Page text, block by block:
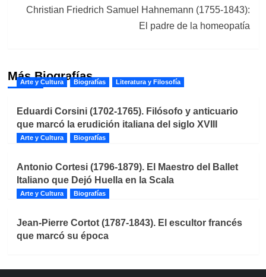
Christian Friedrich Samuel Hahnemann (1755-1843):
El padre de la homeopatía
Más Biografías
Arte y Cultura Biografías Literatura y Filosofía
Eduardi Corsini (1702-1765). Filósofo y anticuario
que marcó la erudición italiana del siglo XVIII
Arte y Cultura Biografías
Antonio Cortesi (1796-1879). El Maestro del Ballet
Italiano que Dejó Huella en la Scala
Arte y Cultura Biografías
Jean-Pierre Cortot (1787-1843). El escultor francés
que marcó su época